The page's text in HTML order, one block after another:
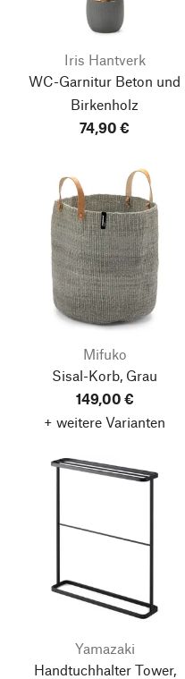
Iris Hantverk
WC-Garnitur Beton und
Birkenholz
74,90 €
Mifuko
Sisal-Korb, Grau
149,00 €
+ weitere Varianten
Yamazaki
Handtuchhalter Tower,